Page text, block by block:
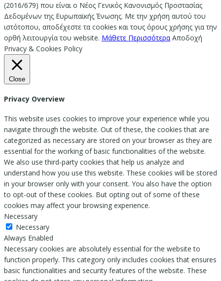
(2016/679) που είναι ο Νέος Γενικός Κανονισμός Προστασίας
Δεδομένων της Ευρωπαϊκής Ένωσης. Με την χρήση αυτού του
ιστότοπου, αποδέχεστε τα cookies και τους όρους χρήσης για την
ορθή λειτουργία του website. Μάθετε Περισσότερα Αποδοχή
Privacy & Cookies Policy
Close
Privacy Overview
This website uses cookies to improve your experience while you
navigate through the website. Out of these, the cookies that are
categorized as necessary are stored on your browser as they are
essential for the working of basic functionalities of the website.
We also use third-party cookies that help us analyze and
understand how you use this website. These cookies will be stored
in your browser only with your consent. You also have the option
to opt-out of these cookies. But opting out of some of these
cookies may affect your browsing experience.
Necessary
Necessary
Always Enabled
Necessary cookies are absolutely essential for the website to
function properly. This category only includes cookies that ensures
basic functionalities and security features of the website. These